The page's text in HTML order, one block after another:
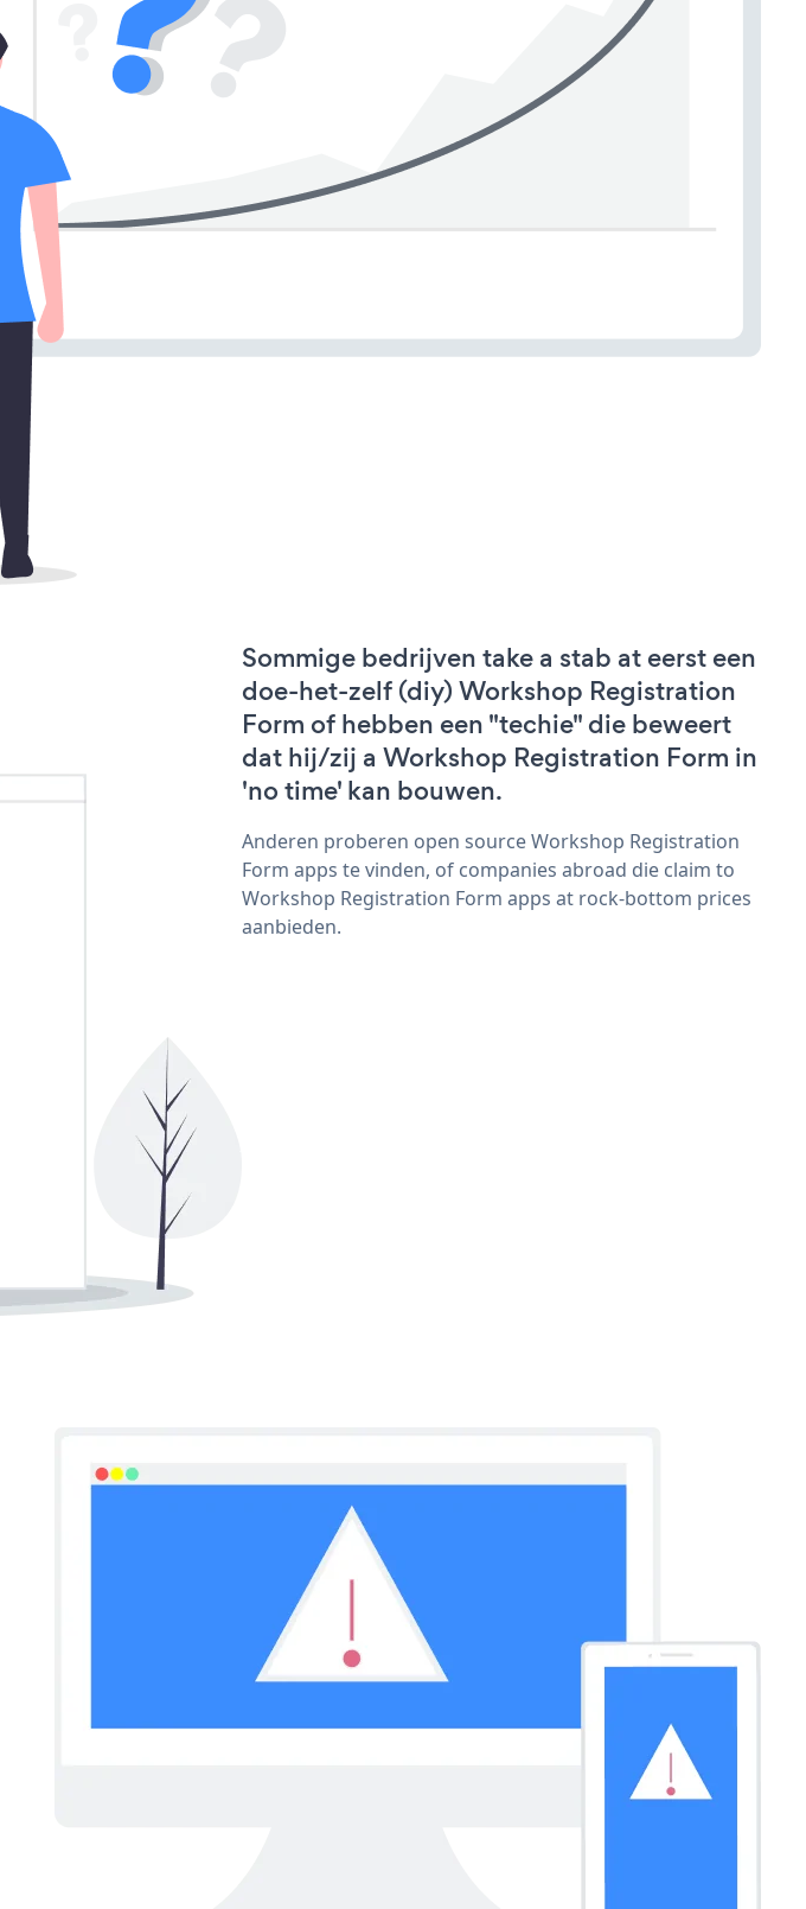
Sommige bedrijven take a stab at eerst een
doe-het-zelf (diy) Workshop Registration
Form of hebben een "techie" die beweert
dat hij/zij a Workshop Registration Form in
'no time' kan bouwen.
Anderen proberen open source Workshop Registration
Form apps te vinden, of companies abroad die claim to
Workshop Registration Form apps at rock-bottom prices
aanbieden.